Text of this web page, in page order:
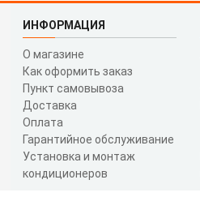
ИНФОРМАЦИЯ
О магазине
Как оформить заказ
Пункт самовывоза
Доставка
Оплата
Гарантийное обслуживание
Установка и монтаж
кондиционеров